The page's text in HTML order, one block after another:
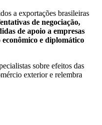
a exportações brasileiras
de negociação,
de apoio a empresas
e diplomático
sobre efeitos das
exterior e relembra